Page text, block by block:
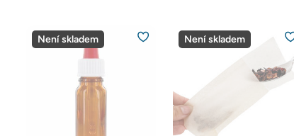
Není skladem Není skladem